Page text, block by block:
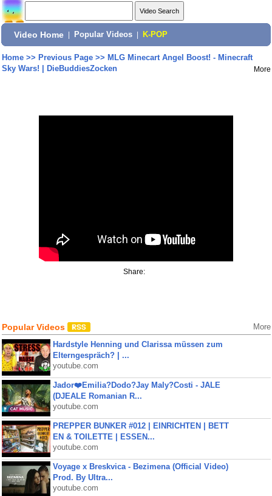
Video Home Popular Videos K-POP
Home>> Previous Page>> MLG Minecart Angel Boost! - Minecraft
Sky Wars! | DieBuddiesZocken
More
Share:
Popular Videos More
Hardstyle Henning und Clarissa müssen zum
Elterngespräch? | ...
youtube.com
Jador❤️Emilia?Dodo?Jay Maly?Costi - JALE
(DJEALE Romanian R...
youtube.com
PREPPER BUNKER #012 | EINRICHTEN | BETT
EN & TOILETTE | ESSEN...
youtube.com
Voyage x Breskvica - Bezimena (Official Video)
Prod. By Ultra...
youtube.com